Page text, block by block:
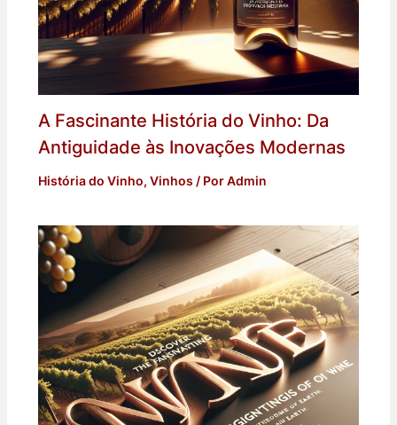
A Fascinante História do Vinho: Da
Antiguidade às Inovações Modernas
História do Vinho, Vinhos / PorAdmin